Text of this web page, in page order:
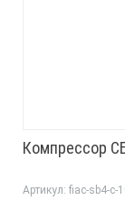
Компрессор
Артикул: fiac-sb4-c-